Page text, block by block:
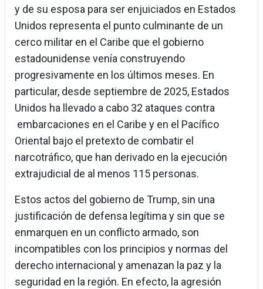
y de su esposa para ser enjuiciados en Estados
Unidos representa el punto culminante de un
cerco militar en el Caribe que el gobierno
estadounidense venía construyendo
progresivamente en los últimos meses. En
particular, desde septiembre de 2025, Estados
Unidos ha llevado a cabo 32 ataques contra
embarcaciones en el Caribe y en el Pacífico
Oriental bajo el pretexto de combatir el
narcotráfico, que han derivado en la ejecución
extrajudicial de al menos 115 personas.
Estos actos del gobierno de Trump, sin una
justificación de defensa legítima y sin que se
enmarquen en un conflicto armado, son
incompatibles con los principios y normas del
derecho internacional y amenazan la paz y la
seguridad en la región. En efecto, la agresión